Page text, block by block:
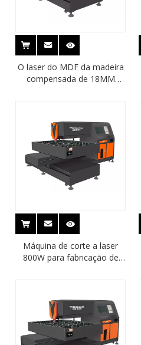
O laser do MDF da madeira
compensada de 18MM
Máquina de corte a laser
800W para fabricação de